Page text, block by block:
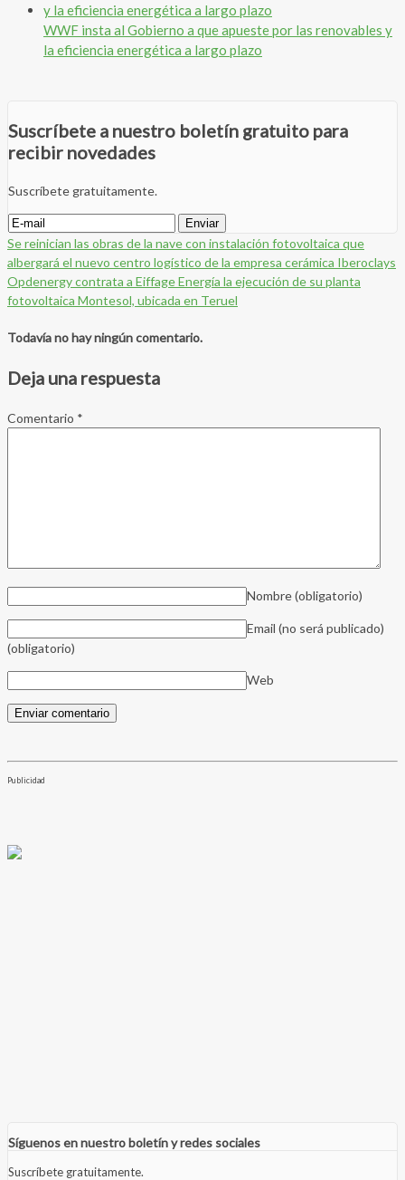
WWF insta al Gobierno a que apueste por las renovables y
la eficiencia energética a largo plazo
Suscríbete a nuestro boletín gratuito para
recibir novedades
Suscríbete gratuitamente.
Se reinician las obras de la nave con instalación fotovoltaica que
albergará el nuevo centro logístico de la empresa cerámica Iberoclays
Opdenergy contrata a Eiffage Energía la ejecución de su planta
fotovoltaica Montesol, ubicada en Teruel
Todavía no hay ningún comentario.
Deja una respuesta
Comentario *
Nombre(obligatorio)
Email (no será publicado)
(obligatorio)
Web
Publicidad
Síguenos en nuestro boletín y redes sociales
Suscríbete gratuitamente.